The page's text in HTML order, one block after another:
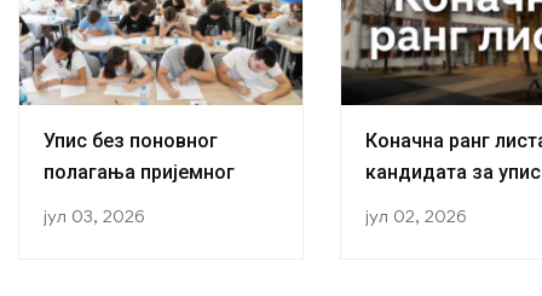
Упис без поновног
полагања пријемног
јул 03, 2026
Коначна ранг
кандидата за
јул 02, 2026